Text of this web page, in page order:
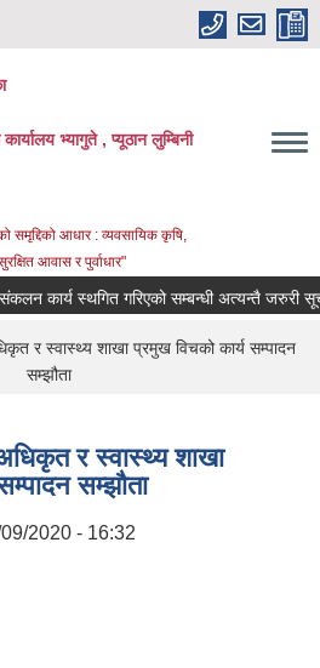
कार्यालय भ्यागुते , प्यूठान लुम्बिनी
समृद्दिको आधार : व्यवसायिक कृषि,
आवास र पुर्वाधार"
कार्य स्थगित गरिएको सम्बन्धी अत्यन्तै जरुरी सूचना
र स्वास्थ्य शाखा प्रमुख विचको कार्य सम्पादन
सम्झौता
र स्वास्थ्य शाखा
सम्झौता
2020 - 16:32